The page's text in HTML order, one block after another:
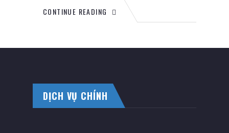
CONTINUE READING
DỊCH VỤ CHÍNH